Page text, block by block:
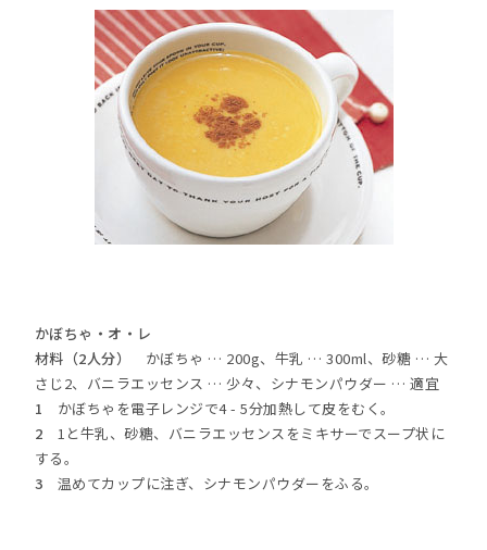
かぼちゃ・オ・レ
材料（2人分）
かぼちゃ … 200g、牛乳 … 300ml、砂糖 … 大
さじ2、バニラエッセンス … 少々、シナモンパウダー … 適宜
1 かぼちゃを電子レンジで4 - 5分加熱して皮をむく。
2 1と牛乳、砂糖、バニラエッセンスをミキサーでスープ状に
する。
3 温めてカップに注ぎ、シナモンパウダーをふる。